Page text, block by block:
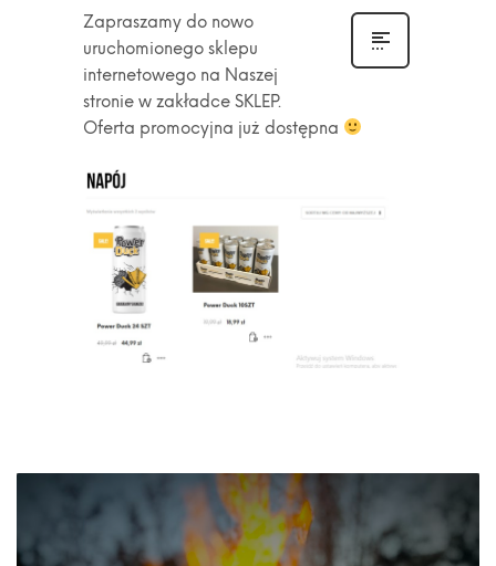
Zapraszamy do nowo
uruchomionego sklepu
internetowego na Naszej
stronie w zakładce SKLEP.
Oferta promocyjna już dostępna